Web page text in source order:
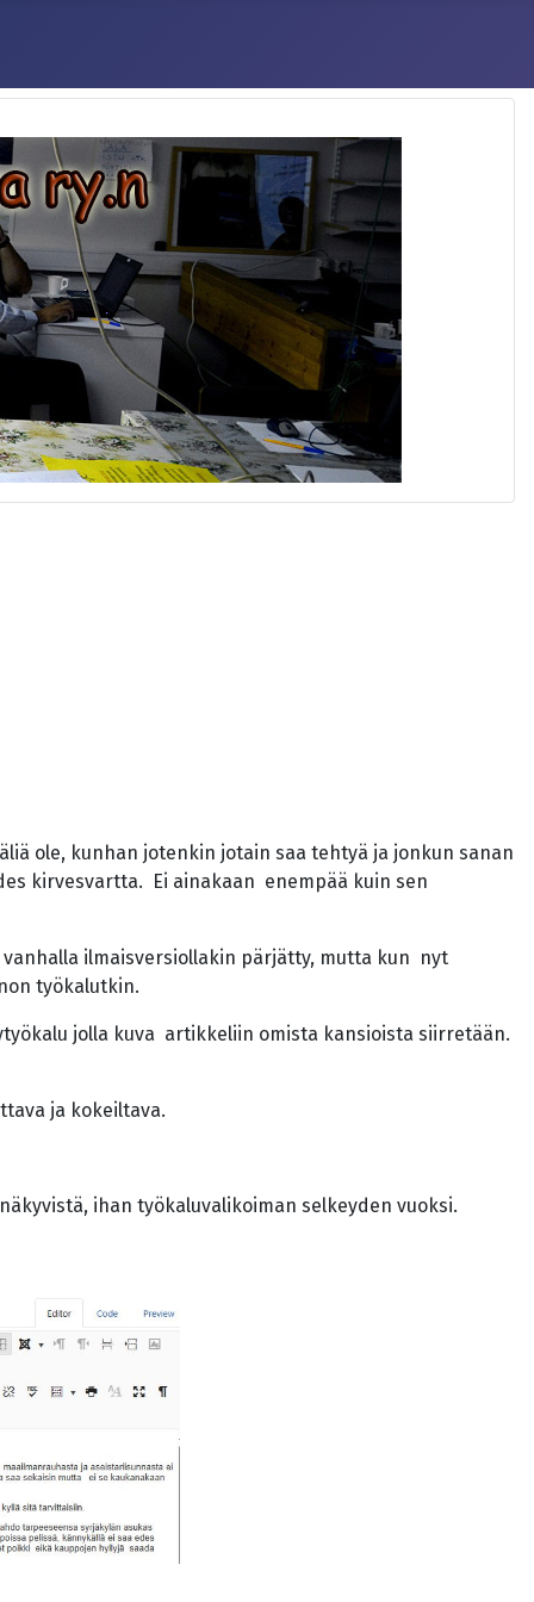
ole, kunhan jotenkin jotain saa tehtyä ja jonkun sanan
kirvesvartta. Ei ainakaan enempää kuin sen
ilmaisversiollakin pärjätty, mutta kun nyt
työkalutkin.
jolla kuva artikkeliin omista kansioista siirretään.
ja kokeiltava.
ihan työkaluvalikoiman selkeyden vuoksi.